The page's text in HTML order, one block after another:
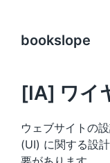
bookslope
[IA] ワイ
ウェブサイトの
(UI) に関する設